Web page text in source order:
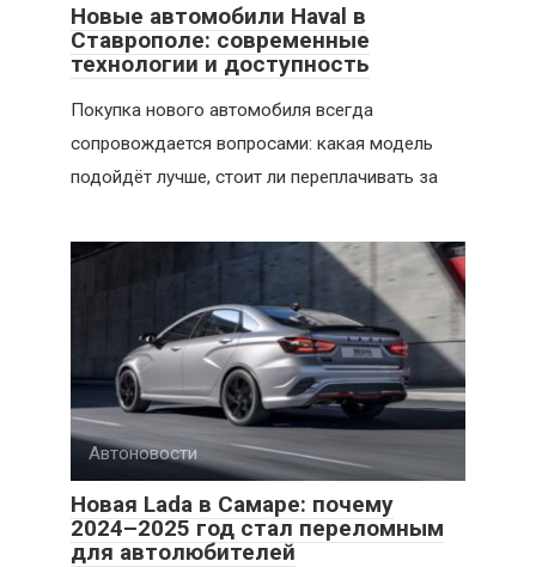
Новые автомобили Haval в
Ставрополе: современные
технологии и доступность
Покупка нового автомобиля всегда
сопровождается вопросами: какая модель
подойдёт лучше, стоит ли переплачивать за
Автоновости
Новая Lada в Самаре: почему
2024–2025 год стал переломным
для автолюбителей